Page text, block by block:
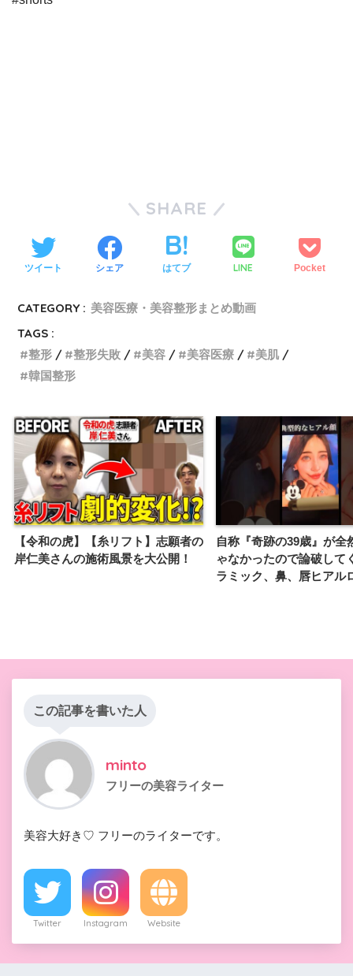
SHARE
ツイート シェア はてブ LINE Pocket
CATEGORY : 美容医療・美容整形まとめ動画
TAGS :
整形
整形失敗 美容 美容医療
美肌
韓国整形
【令和の虎】【糸リフト】志願者の
岸仁美さんの施術風景を大公開！
自称『奇跡の39歳』が全
ゃなかったので論破して
ラミック、鼻、唇ヒアル
この記事を書いた人
minto
フリーの美容ライター
美容大好き♡ フリーのライターです。
Twitter Instagram Website